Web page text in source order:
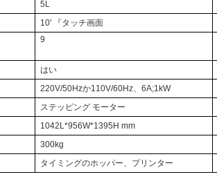
5L
10' 『タッチ画面
9
はい
220V/50Hzか110V/60Hz、6A;1kW
ステッピング モーター
1042L*956W*1395H mm
300kg
タイミングのホッパー、プリンター